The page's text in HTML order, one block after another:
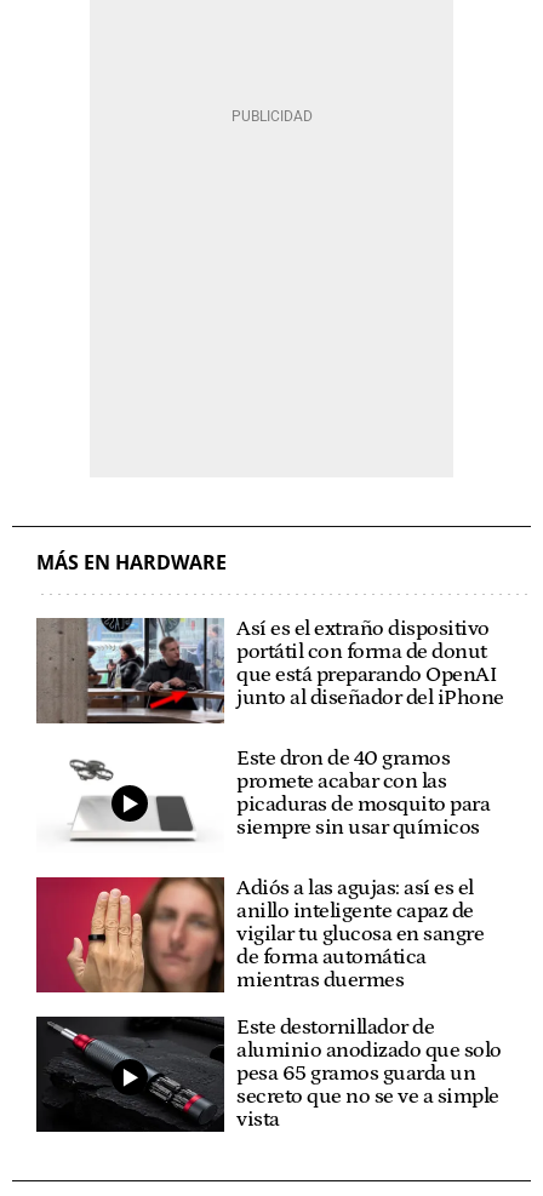
MÁS EN HARDWARE
Así es el extraño dispositivo
portátil con forma de donut
que está preparando OpenAI
junto al diseñador del iPhone
Este dron de 40 gramos
promete acabar con las
picaduras de mosquito para
siempre sin usar químicos
Adiós a las agujas: así es el
anillo inteligente capaz de
vigilar tu glucosa en sangre
de forma automática
mientras duermes
Este destornillador de
aluminio anodizado que solo
pesa 65 gramos guarda un
secreto que no se ve a simple
vista